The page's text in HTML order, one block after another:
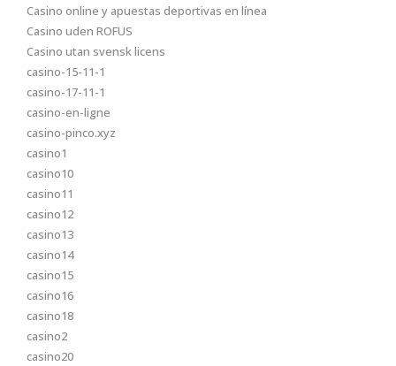
Casino online y apuestas deportivas en línea
Casino uden ROFUS
Casino utan svensk licens
casino-15-11-1
casino-17-11-1
casino-en-ligne
casino-pinco.xyz
casino1
casino10
casino11
casino12
casino13
casino14
casino15
casino16
casino18
casino2
casino20